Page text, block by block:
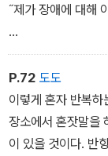
˝제가 장애에 대해
그런데 그들이 모르
장애인과 함께 살고
도 당신에 대해 아
제대로 모른다. 당
P.72 도도
이렇게 혼자 반복하
장소에서 혼잣말을
이 있을 것이다. 반